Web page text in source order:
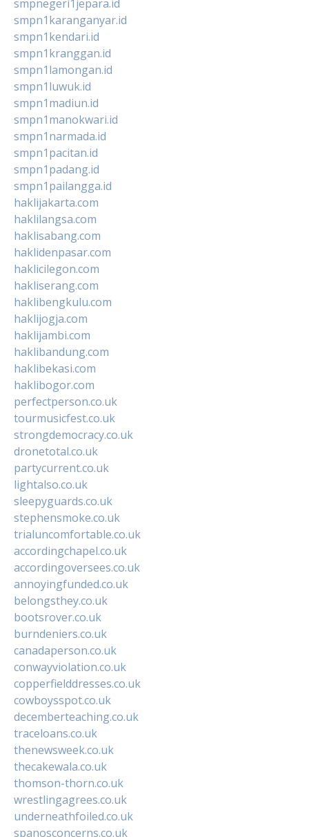
smpnegeri1jepara.id
smpn1karanganyar.id
smpn1kendari.id
smpn1kranggan.id
smpn1lamongan.id
smpn1luwuk.id
smpn1madiun.id
smpn1manokwari.id
smpn1narmada.id
smpn1pacitan.id
smpn1padang.id
smpn1pailangga.id
haklijakarta.com
haklilangsa.com
haklisabang.com
haklidenpasar.com
haklicilegon.com
hakliserang.com
haklibengkulu.com
haklijogja.com
haklijambi.com
haklibandung.com
haklibekasi.com
haklibogor.com
perfectperson.co.uk
tourmusicfest.co.uk
strongdemocracy.co.uk
dronetotal.co.uk
partycurrent.co.uk
lightalso.co.uk
sleepyguards.co.uk
stephensmoke.co.uk
trialuncomfortable.co.uk
accordingchapel.co.uk
accordingoversees.co.uk
annoyingfunded.co.uk
belongsthey.co.uk
bootsrover.co.uk
burndeniers.co.uk
canadaperson.co.uk
conwayviolation.co.uk
copperfielddresses.co.uk
cowboysspot.co.uk
decemberteaching.co.uk
traceloans.co.uk
thenewsweek.co.uk
thecakewala.co.uk
thomson-thorn.co.uk
wrestlingagrees.co.uk
underneathfoiled.co.uk
spanosconcerns.co.uk